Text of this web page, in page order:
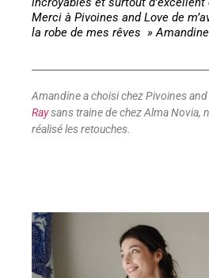
Merci à Pivoines and Love de
la robe de mes rêves » Amandine
Amandine a choisi chez Pivoines
Raysans traine de chez Alma Novia,
réalisé les retouches.